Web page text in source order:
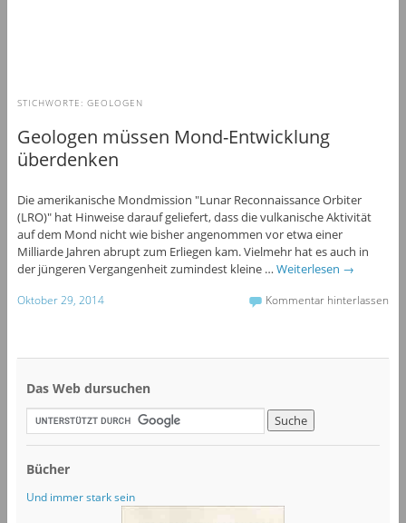
STICHWORTE: GEOLOGEN
Geologen müssen Mond-Entwicklung
überdenken
Die amerikanische Mondmission "Lunar Reconnaissance Orbiter
(LRO)" hat Hinweise darauf geliefert, dass die vulkanische Aktivität
auf dem Mond nicht wie bisher angenommen vor etwa einer
Milliarde Jahren abrupt zum Erliegen kam. Vielmehr hat es auch in
der jüngeren Vergangenheit zumindest kleine … Weiterlesen →
Oktober 29, 2014 Kommentar hinterlassen
Das Web dursuchen
Bücher
Und immer stark sein